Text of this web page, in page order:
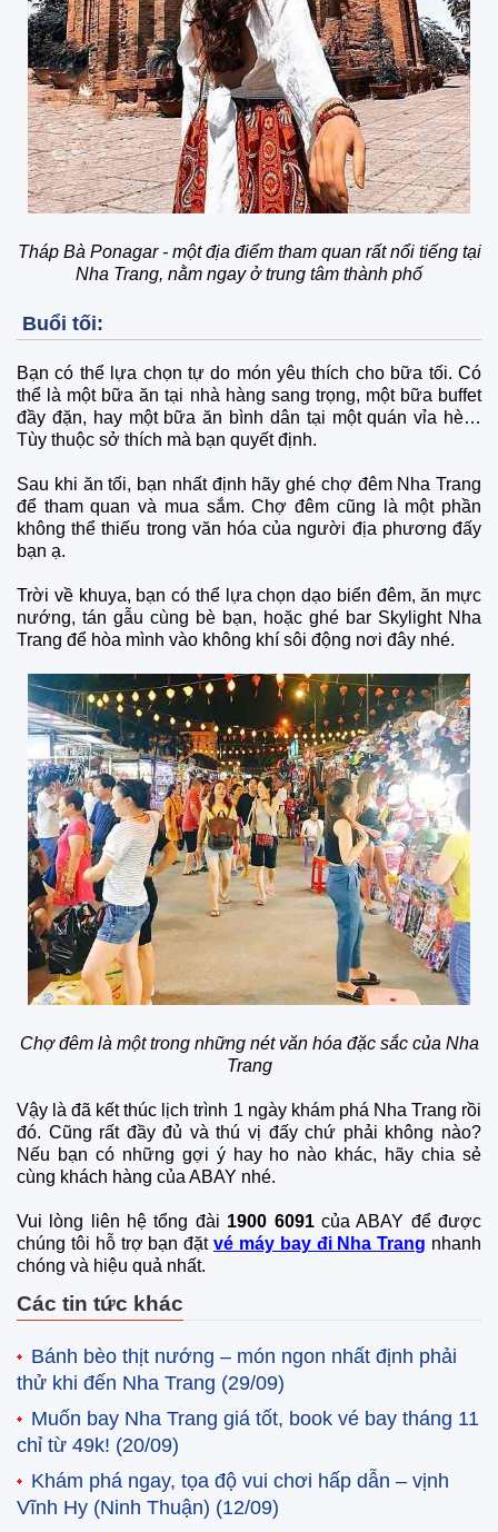
Tháp Bà Ponagar - một địa điểm tham quan rất nổi tiếng tại
Nha Trang, nằm ngay ở trung tâm thành phố
Buổi tối:
Bạn có thể lựa chọn tự do món yêu thích cho bữa tối. Có
thể là một bữa ăn tại nhà hàng sang trọng, một bữa buffet
đầy đặn, hay một bữa ăn bình dân tại một quán vỉa hè…
Tùy thuộc sở thích mà bạn quyết định.
Sau khi ăn tối, bạn nhất định hãy ghé chợ đêm Nha Trang
để tham quan và mua sắm. Chợ đêm cũng là một phần
không thể thiếu trong văn hóa của người địa phương đấy
bạn ạ.
Trời về khuya, bạn có thể lựa chọn dạo biển đêm, ăn mực
nướng, tán gẫu cùng bè bạn, hoặc ghé bar Skylight Nha
Trang để hòa mình vào không khí sôi động nơi đây nhé.
Chợ đêm là một trong những nét văn hóa đặc sắc của Nha
Trang
Vậy là đã kết thúc lịch trình 1 ngày khám phá Nha Trang rồi
đó. Cũng rất đầy đủ và thú vị đấy chứ phải không nào?
Nếu bạn có những gợi ý hay ho nào khác, hãy chia sẻ
cùng khách hàng của ABAY nhé.
Vui lòng liên hệ tổng đài 1900 6091 của ABAY để được
chúng tôi hỗ trợ bạn đặt vé máy bay đi Nha Trang nhanh
chóng và hiệu quả nhất.
Các tin tức khác
Bánh bèo thịt nướng – món ngon nhất định phải
thử khi đến Nha Trang (29/09)
Muốn bay Nha Trang giá tốt, book vé bay tháng 11
chỉ từ 49k! (20/09)
Khám phá ngay, tọa độ vui chơi hấp dẫn – vịnh
Vĩnh Hy (Ninh Thuận) (12/09)